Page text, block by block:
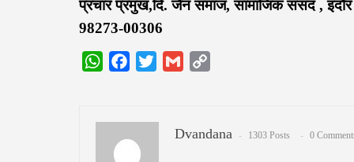
प्रचार प्रमुख,दि. जैन समाज, सामाजिक संसद , इंदौर
98273-00306
WhatsAppFacebook
Twitter Gmail
Dvandana 1303 Posts 0